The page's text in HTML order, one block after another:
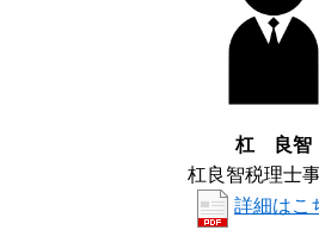
杠 良智
杠良智税理士
詳細はこ